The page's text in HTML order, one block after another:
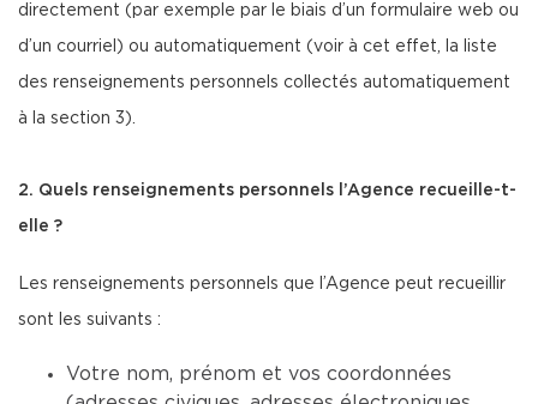
directement (par exemple par le biais d’un formulaire web ou
d’un courriel) ou automatiquement (voir à cet effet, la liste
des renseignements personnels collectés automatiquement
à la section 3).
2. Quels renseignements personnels l’Agence recueille-t-
elle ?
Les renseignements personnels que l’Agence peut recueillir
sont les suivants :
Votre nom, prénom et vos coordonnées